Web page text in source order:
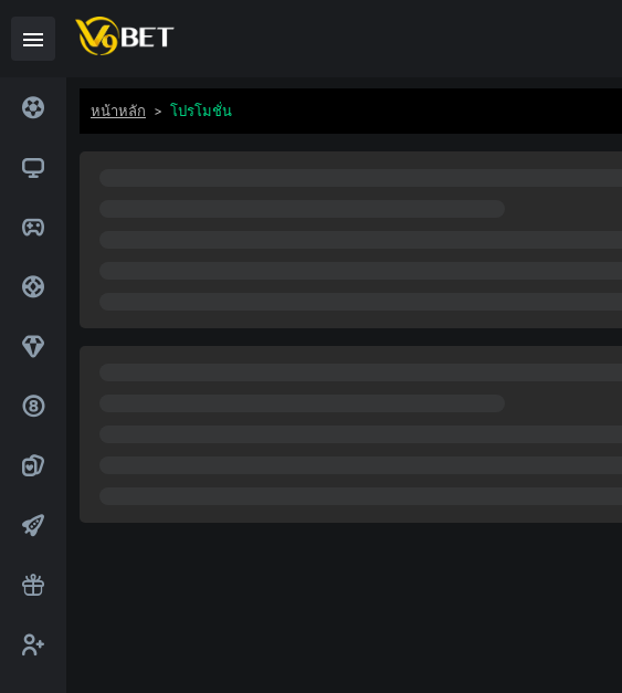
หน้าหลัก > โปรโมชั่น